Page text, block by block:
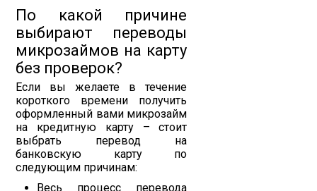
По какой причине
выбирают переводы
микрозаймов на карту
без проверок?
Если вы желаете в течение
короткого времени получить
оформленный вами микрозайм
на кредитную карту – стоит
выбрать перевод на
банковскую карту по
следующим причинам:
Весь процесс перевода